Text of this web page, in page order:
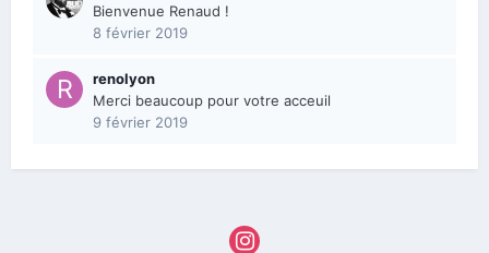
Bienvenue Renaud !
8 février 2019
renolyon
Merci beaucoup pour votre acceuil
9 février 2019